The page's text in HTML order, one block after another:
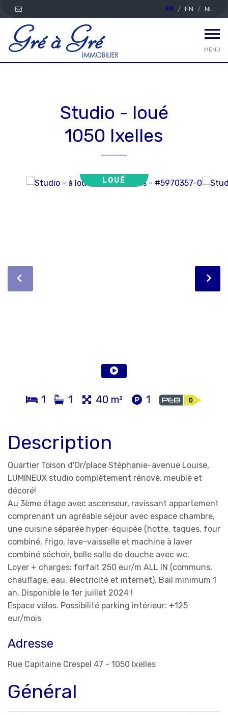
FR EN NL
MENU
Studio - loué
1050 Ixelles
LOUÉ
1 1 40 m² 1
Description
Quartier Toison d'Or/place Stéphanie-avenue Louise,
LUMINEUX studio complètement rénové, meublé et
décoré!
Au 3ème étage avec ascenseur, ravissant appartement
comprenant un agréable séjour avec espace chambre,
une cuisine séparée hyper-équipée (hotte, taques, four
combiné, frigo, lave-vaisselle et machine à laver
combiné séchoir, belle salle de douche avec wc.
Loyer + charges: forfait 250 eur/m ALL IN (communs,
chauffage, eau, électricité et internet). Bail minimum 1
an. Disponible le 1er juillet 2024 !
Espace vélos. Possibilité parking intérieur: +125
eur/mois
Adresse
Rue Capitaine Crespel 47 - 1050 Ixelles
Général